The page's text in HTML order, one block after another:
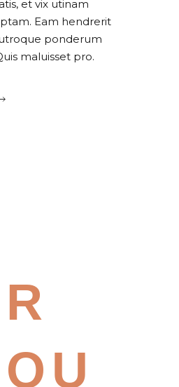
et vix utinam
Eam hendrerit
ponderum
maluisset pro.